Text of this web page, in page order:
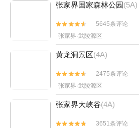
张家界国家森林公园(5A)


5645条评论
张家界·武陵源区
黄龙洞景区(4A)


2475条评论
张家界·武陵源区
张家界大峡谷(4A)


3651条评论